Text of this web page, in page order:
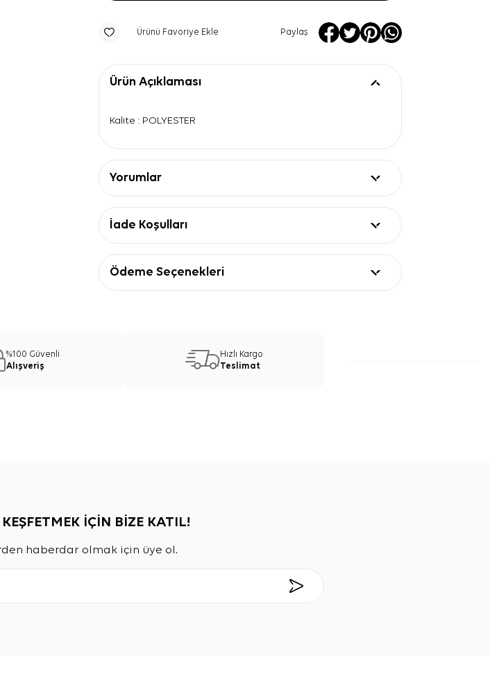
Ürünü Favoriye Ekle Paylaş
Ürün Açıklaması
Kalite : POLYESTER
Yorumlar
İade Koşulları
Ödeme Seçenekleri
%100 Güvenli
Alışveriş
Hızlı Kargo
Teslimat
İÇİN BİZE KATIL!
haberdar olmak için üye ol.